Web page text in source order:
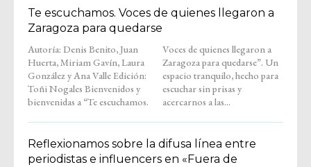
Te escuchamos. Voces de quienes llegaron a
Zaragoza para quedarse
Autoría: Denis Benito, Juan
Huerta, Miriam Gavín, Laura
González y Ana Valle Edición:
Toñi Nogales Bienvenidos y
bienvenidas a “Te escuchamos.
Voces de quienes llegaron a
Zaragoza para quedarse”. Un
espacio tranquilo, hecho para
escuchar sin prisas y
acercarnos a las...
Reflexionamos sobre la difusa línea entre
periodistas e influencers en «Fuera de